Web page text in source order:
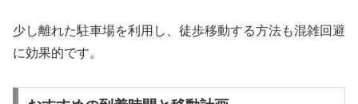
少し離れた駐車場を利用し、徒歩移動する方法も混雑回避
に効果的です。